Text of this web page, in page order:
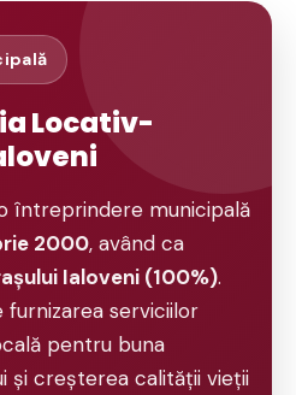
Locativ-
întreprindere municipală
2000, având ca
Ialoveni (100%).
serviciilor
pentru buna
și creșterea calității vieții